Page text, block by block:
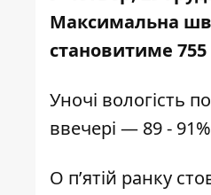
Максимальна
становитиме 755
Уночі вологість
ввечері — 89 -
О п’ятій ранку